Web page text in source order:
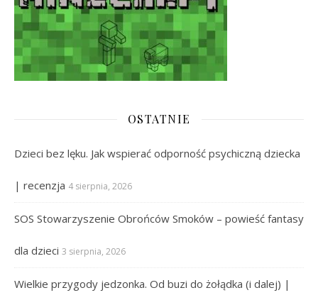
OSTATNIE
Dzieci bez lęku. Jak wspierać odporność psychiczną dziecka
| recenzja 4 sierpnia, 2026
SOS Stowarzyszenie Obrońców Smoków – powieść fantasy
dla dzieci 3 sierpnia, 2026
Wielkie przygody jedzonka. Od buzi do żołądka (i dalej) |